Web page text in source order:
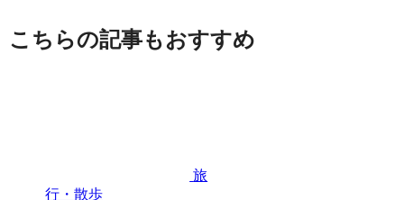
こちらの記事もおすすめ
旅
行・散歩